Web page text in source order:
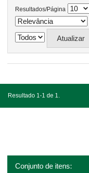
Resultados/Página
Resultado 1-1 de 1.
Conjunto de itens: